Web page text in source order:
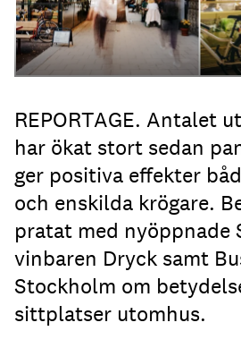
REPORTAGE. Antalet
har ökat stort sedan
ger positiva effekter
och enskilda krögare.
pratat med nyöppnade
vinbaren Dryck samt
Stockholm om
sittplatser utomhus.